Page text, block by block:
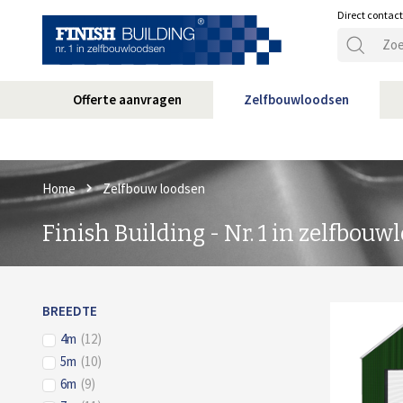
Direct
Offerte aanvragen Zelfbouwloodsen
Home Zelfbouw loodsen
Finish Building - Nr. 1 in
BREEDTE
4m (12)
5m (10)
6m (9)